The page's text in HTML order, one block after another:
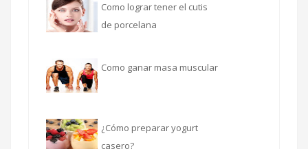
Como lograr tener el cutis
de porcelana
Como ganar masa muscular
¿Cómo preparar yogurt
casero?